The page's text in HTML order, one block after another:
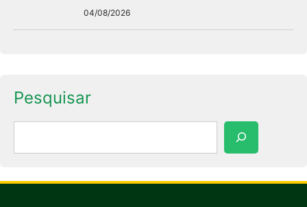
04/08/2026
Pesquisar